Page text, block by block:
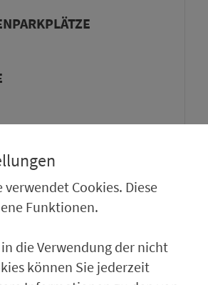
100%
an einem normalen
der Ferienzeit.
verwendet Cookies. Diese
Funktionen.
die Verwendung der nicht
können Sie jederzeit